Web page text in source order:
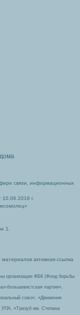
связи, информационных
г.
1.
активная ссылка
организации ФБК (Фонд борьбы
большевистская партия»,
союз», «Движение
УПА, «Тризуб им. Степана